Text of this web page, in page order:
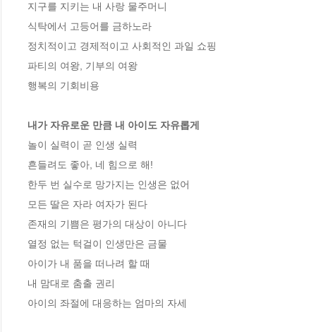
지구를 지키는 내 사랑 물주머니
식탁에서 고등어를 금하노라
정치적이고 경제적이고 사회적인 과일 쇼핑
파티의 여왕, 기부의 여왕
행복의 기회비용
내가 자유로운 만큼 내 아이도 자유롭게
놀이 실력이 곧 인생 실력
흔들려도 좋아, 네 힘으로 해!
한두 번 실수로 망가지는 인생은 없어
모든 딸은 자라 여자가 된다
존재의 기쁨은 평가의 대상이 아니다
열정 없는 턱걸이 인생만은 금물
아이가 내 품을 떠나려 할 때
내 맘대로 춤출 권리
아이의 좌절에 대응하는 엄마의 자세